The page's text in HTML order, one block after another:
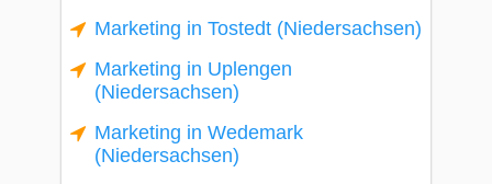
Marketing in Tostedt (Niedersachsen)
Marketing in Uplengen
(Niedersachsen)
Marketing in Wedemark
(Niedersachsen)